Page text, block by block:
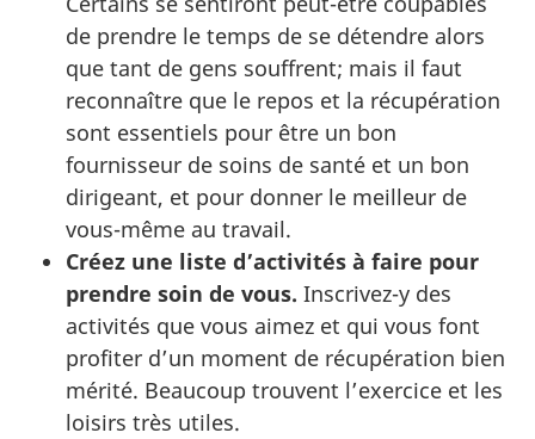
de prendre le temps de se détendre alors
que tant de gens souffrent; mais il faut
reconnaître que le repos et la récupération
sont essentiels pour être un bon
fournisseur de soins de santé et un bon
dirigeant, et pour donner le meilleur de
vous-même au travail.
Créez une liste d’activités à faire pour
prendre soin de vous. Inscrivez-y des
activités que vous aimez et qui vous font
profiter d’un moment de récupération bien
mérité. Beaucoup trouvent l’exercice et les
loisirs très utiles.